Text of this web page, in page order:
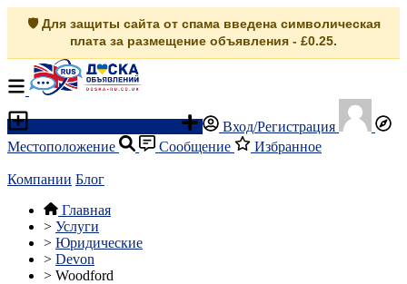
🛡️ Для защиты сайта от спама введена символическая
плата за размещение объявления - £0.25.
Вход/Регистрация
Местоположение
Сообщение Избранное
Компании Блог
Главная
> Услуги
> Юридические
> Devon
> Woodford